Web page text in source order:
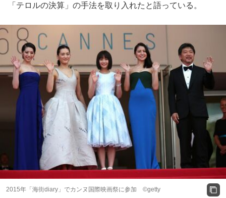
「テロルの決算」の手法を取り入れたと語っている。
2015年「海街diary」でカンヌ国際映画祭に参加 ©getty